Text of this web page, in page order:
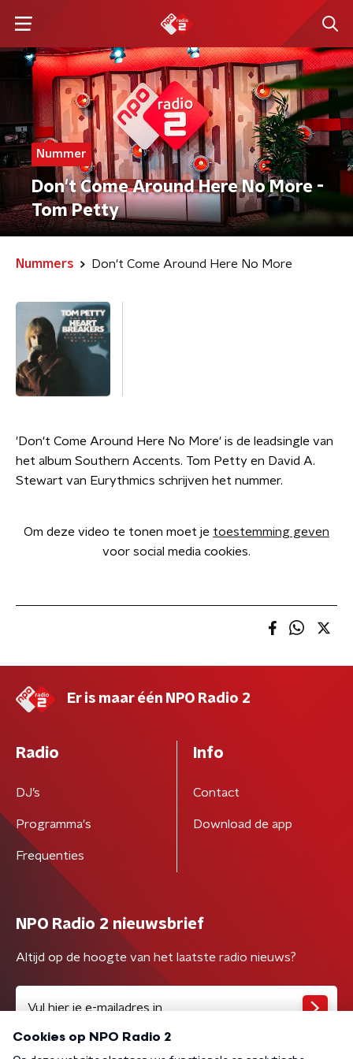
Nummer
Don't Come Around Here No More -
Tom Petty
Nummers Don't Come Around Here No More
'Don't Come Around Here No More' is de leadsingle van
het album Southern Accents. Tom Petty en David A.
Stewart van Eurythmics schrijven het nummer.
Om deze video te tonen moet je toestemming geven
voor social media cookies.
Er is maar één NPO Radio 2
Radio
DJ’s
Programma's
Frequenties
Info
Contact
Download de app
NPO Radio 2 nieuwsbrief
Altijd op de hoogte van het laatste radio nieuws?